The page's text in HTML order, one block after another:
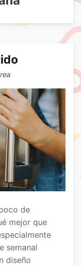
de
mejor que
semanal
diseño